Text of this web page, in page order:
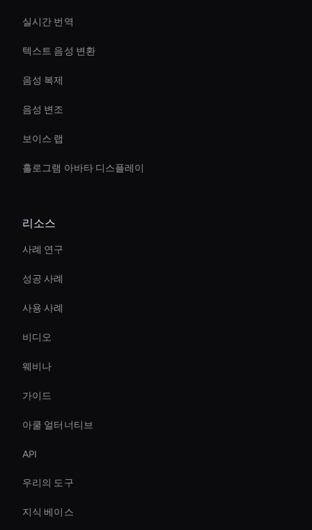
실시간 번역
텍스트 음성 변환
음성 복제
음성 변조
보이스 랩
홀로그램 아바타 디스플레이
리소스
사례 연구
성공 사례
사용 사례
비디오
웨비나
가이드
아쿨 얼터너티브
API
우리의 도구
지식 베이스